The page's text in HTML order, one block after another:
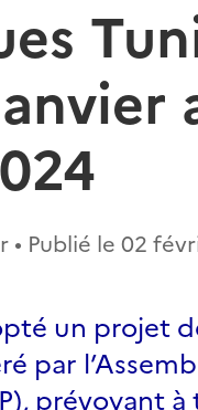
• Publié le 02
un projet
par
prévoyant